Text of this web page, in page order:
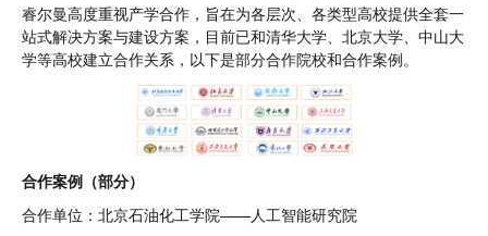
睿尔曼高度重视产学合作，旨在为各层次、各类型高校提供全套一
站式解决方案与建设方案，目前已和清华大学、北京大学、中山大
学等高校建立合作关系，以下是部分合作院校和合作案例。
合作案例（部分）
合作单位：北京石油化工学院——人工智能研究院